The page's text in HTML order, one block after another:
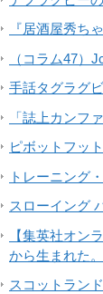
『居酒屋秀ち
（コラム47）
手話タグラグ
「誌上カンフ
ピボットフッ
トレーニング
スローイング
【集英社オン
から生まれた。
スコットラン